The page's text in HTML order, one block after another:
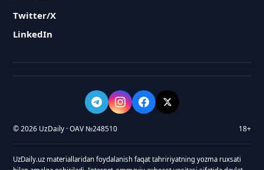
Twitter/X
LinkedIn
© 2026 UzDaily · OAV №248510 18+
UzDaily.uz materiallaridan foydalanish faqat tahririyatning yozma ruxsati